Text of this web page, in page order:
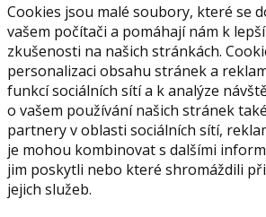
Cookies jsou malé soubory, které se
vašem počítači a pomáhají nám k
zkušenosti na našich stránkách.
personalizaci obsahu stránek a
funkcí sociálních sítí a k analýze
o vašem používání našich stránek
partnery v oblasti sociálních sítí,
je mohou kombinovat s dalšími
jim poskytli nebo které shromáždili
jejich služeb.